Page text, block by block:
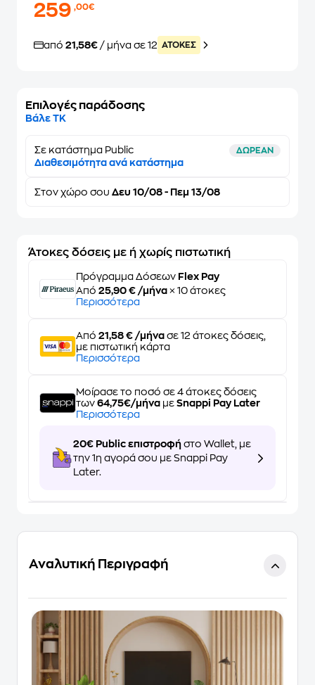
259,00€
από 21,58€ / μήνα σε 12 ATOKEΣ
Επιλογές παράδοσης
Βάλε ΤΚ
Σε κατάστημα Public ΔΩΡΕΑΝ
Διαθεσιμότητα ανά κατάστημα
Στον χώρο σου Δευ 10/08 - Πεμ 13/08
Άτοκες δόσεις με ή χωρίς πιστωτική
Πρόγραμμα Δόσεων Flex Pay
Από 25,90 € /μήνα × 10 άτοκες
Περισσότερα
Από 21,58 € /μήνα σε 12 άτοκες δόσεις,
με πιστωτική κάρτα
Περισσότερα
Μοίρασε το ποσό σε 4 άτοκες δόσεις
των 64,75€/μήνα με Snappi Pay Later
Περισσότερα
20€ Public επιστροφή στο Wallet, με
την 1η αγορά σου με Snappi Pay
Later.
Αναλυτική Περιγραφή